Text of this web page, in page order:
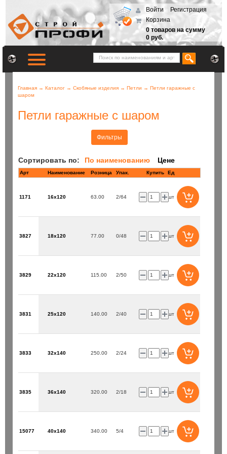
Войти
Регистрация
Корзина
0 товаров на сумму
0 руб.
Главная → Каталог → Скобяные изделия → Петли → Петли гаражные с
шаром
Петли гаражные с шаром
Фильтры
Сортировать по: По наименованию Цене
Арт Наименование Розница Купить Ед
1171 16х120 63.00 2/64 шт
3827 18х120 77.00 0/48 шт
3829 22х120 115.00 2/50 шт
3831 25х120 140.00 2/40 шт
3833 32х140 250.00 2/24 шт
3835 36х140 320.00 2/18 шт
15077 40х140 340.00 5/4 шт